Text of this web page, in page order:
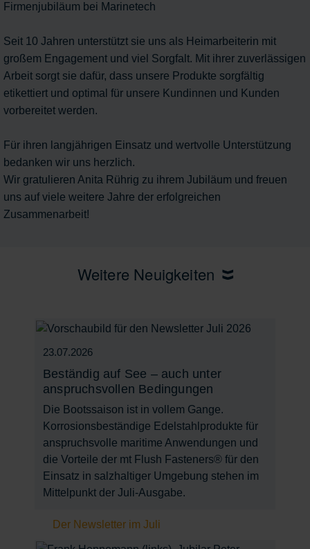
Firmenjubiläum bei Marinetech
Seit 10 Jahren unterstützt sie uns als Heimarbeiterin mit
großem Engagement und viel Sorgfalt. Mit ihrer zuverlässigen
Arbeit sorgt sie dafür, dass unsere Produkte sorgfältig
etikettiert und optimal für unsere Kundinnen und Kunden
vorbereitet werden.
Für ihren langjährigen Einsatz und wertvolle Unterstützung
bedanken wir uns herzlich.
Wir gratulieren Anita Rührig zu ihrem Jubiläum und freuen
uns auf viele weitere Jahre der erfolgreichen
Zusammenarbeit!
Weitere Neuigkeiten
23.07.2026
Beständig auf See – auch unter
anspruchsvollen Bedingungen
Die Bootssaison ist in vollem Gange.
Korrosionsbeständige Edelstahlprodukte für
anspruchsvolle maritime Anwendungen und
die Vorteile der mt Flush Fasteners® für den
Einsatz in salzhaltiger Umgebung stehen im
Mittelpunkt der Juli-Ausgabe.
Der Newsletter im Juli